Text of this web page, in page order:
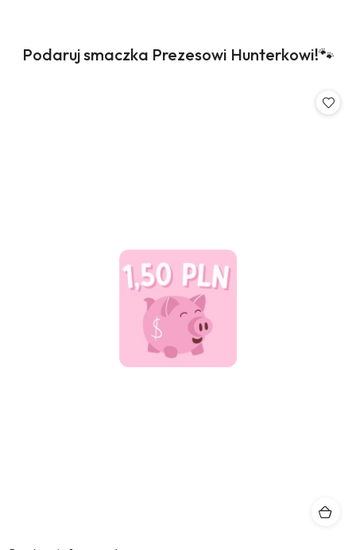
Pomiń karuzelę produktów
Produkty
Podaruj smaczka Prezesowi Hunterkowi!🐾